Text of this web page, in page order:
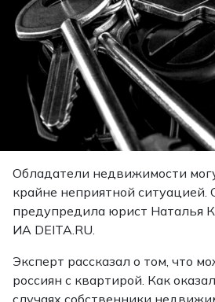
Обладатели недвижимости
крайне неприятной ситуацией.
предупредила юрист Наталья
ИА DEITA.RU.
Эксперт рассказал о том, что
россиян с квартирой. Как